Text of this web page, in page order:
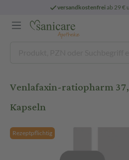
versandkostenfreiab 29 €
Venlafaxin-ratiopharm
Kapseln
Rezeptpflichtig